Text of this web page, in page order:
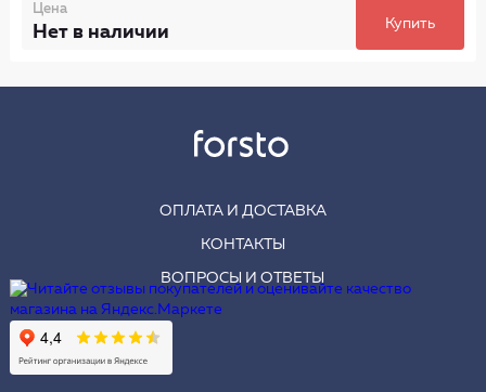
Цена
Нет в наличии Купить
ОПЛАТА И ДОСТАВКА
КОНТАКТЫ
ВОПРОСЫ И ОТВЕТЫ